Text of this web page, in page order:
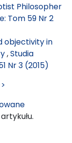
Philosopher
Tom 59 Nr 2
objectivity in
,Studia
Nr 3 (2015)